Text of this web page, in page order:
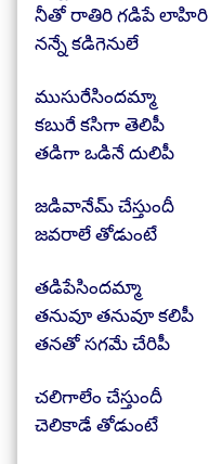
నీతో రాతిరి గడిపే లాహిరి
నన్నే కడిగెనులే
ముసురేసిందమ్మా
కబురే కసిగా తెలిపీ
తడిగా ఒడినే దులిపీ
జడివానేమ్ చేస్తుందీ
జవరాలే తోడుంటే
తడిపేసిందమ్మా
తనువూ తనువూ కలిపీ
తనతో సగమే చేరిపీ
చలిగాలేం చేస్తుందీ
చెలికాడే తోడుంటే